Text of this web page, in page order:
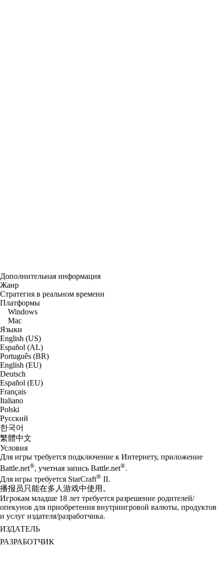
Дополнительная информация
Жанр
Стратегия в реальном времени
Платформы
Windows
Mac
Языки
English (US)
Español (AL)
Português (BR)
English (EU)
Deutsch
Español (EU)
Français
Italiano
Polski
Русский
한국어
繁體中文
Условия
Для игры требуется подключение к Интернету, приложение
Battle.net®, учетная запись Battle.net®.
Для игры требуется StarCraft® II.
播报员只能在多人游戏中使用。
Игрокам младше 18 лет требуется разрешение родителей/
опекунов для приобретения внутриигровой валюты, продуктов
и услуг издателя/разработчика.
ИЗДАТЕЛЬ
РАЗРАБОТЧИК